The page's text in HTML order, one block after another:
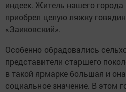
индеек. Житель нашего
приобрел целую ляжку
«Заиковский».
Особенно обрадовались
представители старшего
в такой ярмарке большая и
социальное значение. В этом